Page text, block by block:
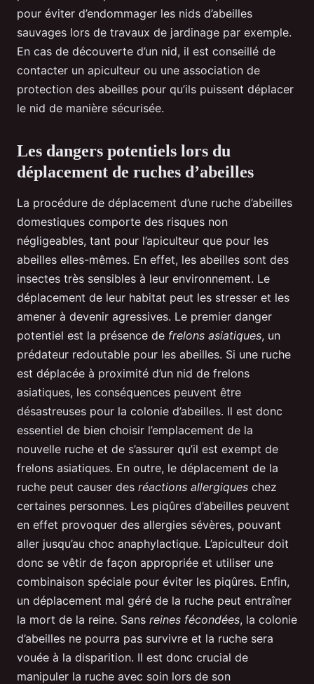
pour éviter d’endommager les nids d’abeilles
sauvages lors de travaux de jardinage par exemple.
En cas de découverte d’un nid, il est conseillé de
contacter un apiculteur ou une association de
protection des abeilles pour qu’ils puissent déplacer
le nid de manière sécurisée.
Les dangers potentiels lors du
déplacement de ruches d’abeilles
La procédure de déplacement d’une ruche d’abeilles
domestiques comporte des risques non
négligeables, tant pour l’apiculteur que pour les
abeilles elles-mêmes. En effet, les abeilles sont des
insectes très sensibles à leur environnement. Le
déplacement de leur habitat peut les stresser et les
amener à devenir agressives. Le premier danger
potentiel est la présence de frelons asiatiques, un
prédateur redoutable pour les abeilles. Si une ruche
est déplacée à proximité d’un nid de frelons
asiatiques, les conséquences peuvent être
désastreuses pour la colonie d’abeilles. Il est donc
essentiel de bien choisir l’emplacement de la
nouvelle ruche et de s’assurer qu’il est exempt de
frelons asiatiques. En outre, le déplacement de la
ruche peut causer des réactions allergiques chez
certaines personnes. Les piqûres d’abeilles peuvent
en effet provoquer des allergies sévères, pouvant
aller jusqu’au choc anaphylactique. L’apiculteur doit
donc se vêtir de façon appropriée et utiliser une
combinaison spéciale pour éviter les piqûres. Enfin,
un déplacement mal géré de la ruche peut entraîner
la mort de la reine. Sans reines fécondées, la colonie
d’abeilles ne pourra pas survivre et la ruche sera
vouée à la disparition. Il est donc crucial de
manipuler la ruche avec soin lors de son